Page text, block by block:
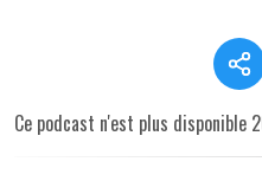
Ce podcast n'est plus disponible